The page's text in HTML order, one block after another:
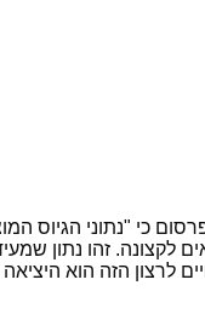
כי "נתוני הגיוס
לקצונה. זהו נתון
לרצון הזה הוא